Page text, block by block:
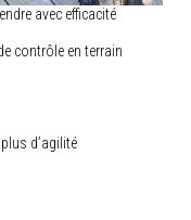
avec efficacité
contrôle en terrain
d’agilité